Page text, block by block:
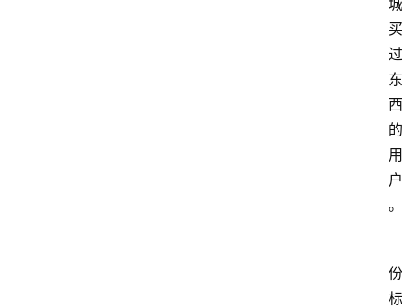
城
买
过
东
西
的
用
户
。
份
标